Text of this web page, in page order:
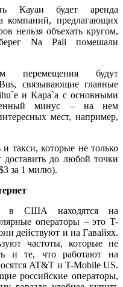
Кауаи будет аренда
компаний, предлагающих
нельзя объехать кругом,
Na Pali помешали
перемещения будут
связывающие главные
и Kapa`a с основными
минус – на нем
мест, например,
такси, которые не только
доставить до любой точки
за 1 милю).
в США находятся на
операторы – это T-
действуют и на Гавайях.
частоты, которые не
и те, что работают на
AT&T и T-Mobile US.
российские операторы,